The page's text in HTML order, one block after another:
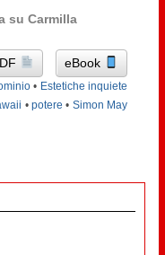
su Carmilla
eBook
• Estetiche inquiete
•potere • Simon May